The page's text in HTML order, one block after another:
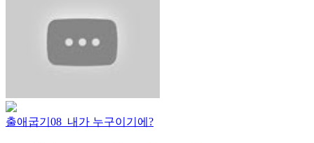
출애굽기08_내가 누구이기에?